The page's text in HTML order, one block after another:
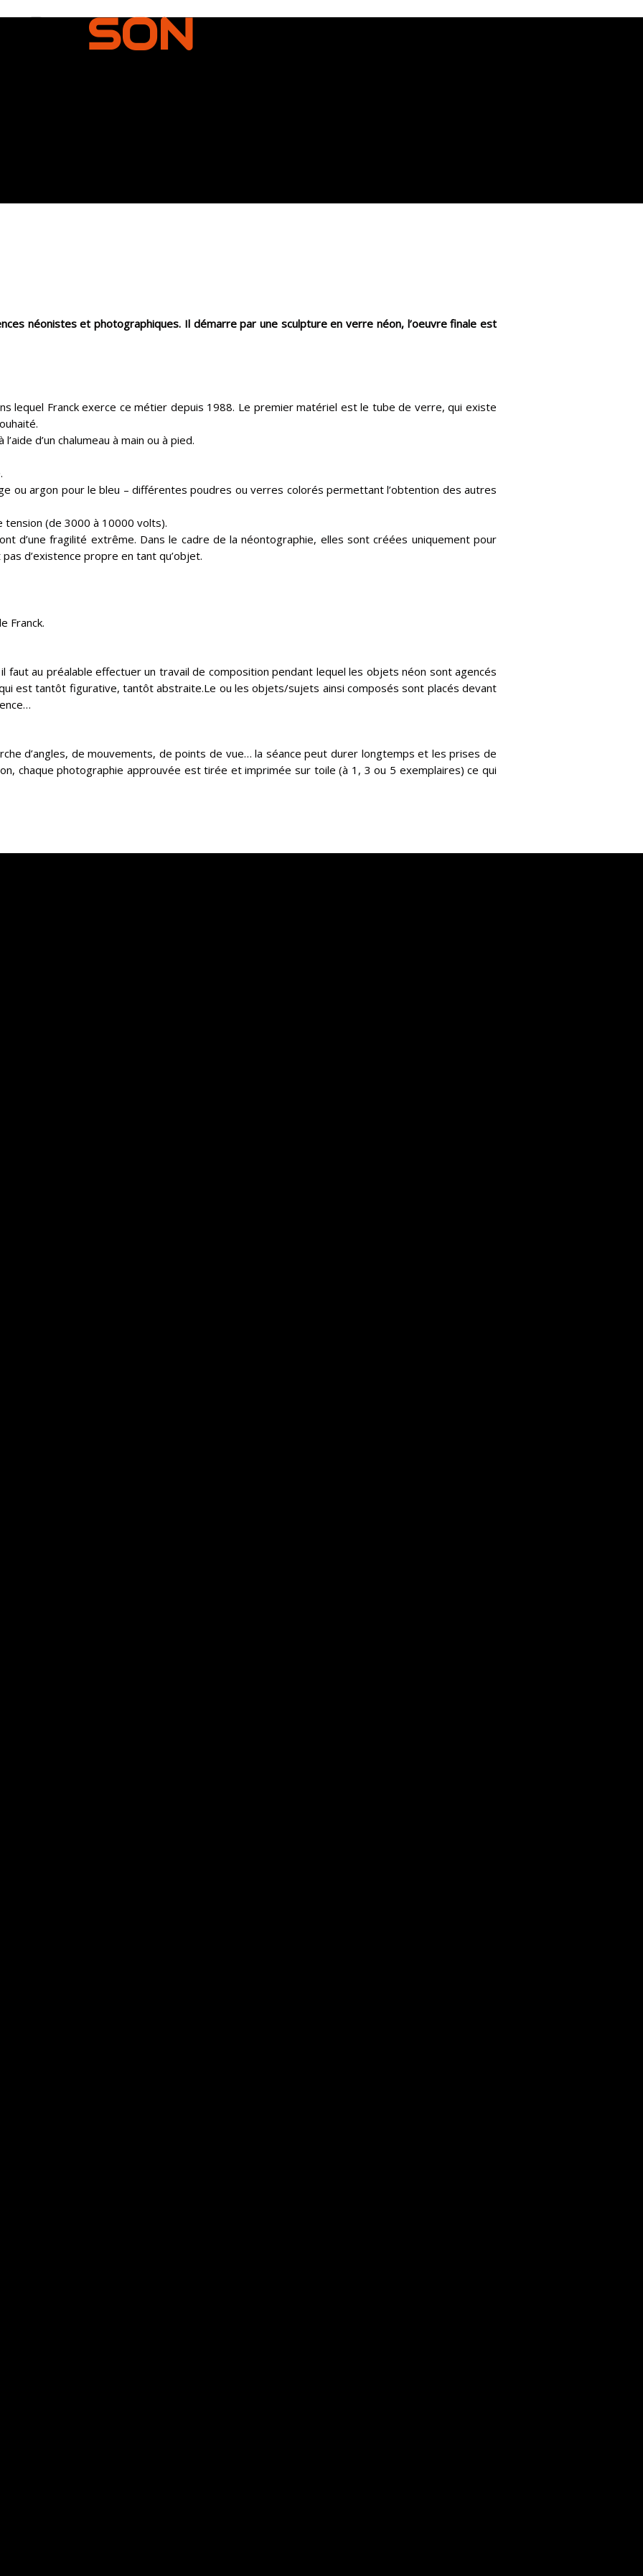
SON
néonistes et photographiques. Il démarre par une sculpture en verre néon, l’oeuvre finale est
lequel Franck exerce ce métier depuis 1988. Le premier matériel est le tube de verre, qui existe
d’un chalumeau à main ou à pied.
ou argon pour le bleu – différentes poudres ou verres colorés permettant l’obtention des autres
tension (de 3000 à 10000 volts).
d’une fragilité extrême. Dans le cadre de la néontographie, elles sont créées uniquement pour
d’existence propre en tant qu’objet.
Franck.
faut au préalable effectuer un travail de composition pendant lequel les objets néon sont agencés
est tantôt figurative, tantôt abstraite.Le ou les objets/sujets ainsi composés sont placés devant
d’angles, de mouvements, de points de vue… la séance peut durer longtemps et les prises de
chaque photographie approuvée est tirée et imprimée sur toile (à 1, 3 ou 5 exemplaires) ce qui